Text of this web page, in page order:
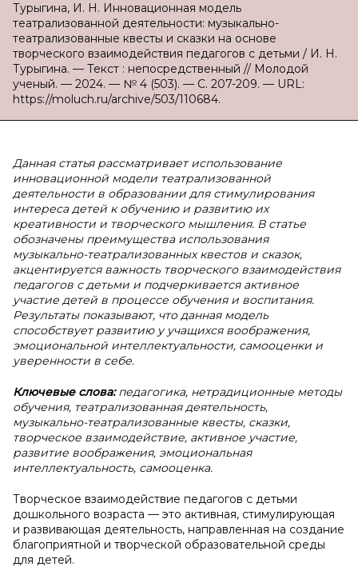
Турыгина, И. Н. Инновационная модель
театрализованной деятельности: музыкально-
театрализованные квесты и сказки на основе
творческого взаимодействия педагогов с детьми / И. Н.
Турыгина. — Текст : непосредственный // Молодой
ученый. — 2024. — № 4 (503). — С. 207-209. — URL:
https://moluch.ru/archive/503/110684.
Данная статья рассматривает использование
инновационной модели театрализованной
деятельности в образовании для стимулирования
интереса детей к обучению и развитию их
креативности и творческого мышления. В статье
обозначены преимущества использования
музыкально-театрализованных квестов и сказок,
акцентируется важность творческого взаимодействия
педагогов с детьми и подчеркивается активное
участие детей в процессе обучения и воспитания.
Результаты показывают, что данная модель
способствует развитию у учащихся воображения,
эмоциональной интеллектуальности, самооценки и
уверенности в себе.
Ключевые слова:педагогика, нетрадиционные методы
обучения, театрализованная деятельность,
музыкально-театрализованные квесты, сказки,
творческое взаимодействие, активное участие,
развитие воображения, эмоциональная
интеллектуальность, самооценка.
Творческое взаимодействие педагогов с детьми
дошкольного возраста — это активная, стимулирующая
и развивающая деятельность, направленная на создание
благоприятной и творческой образовательной среды
для детей.